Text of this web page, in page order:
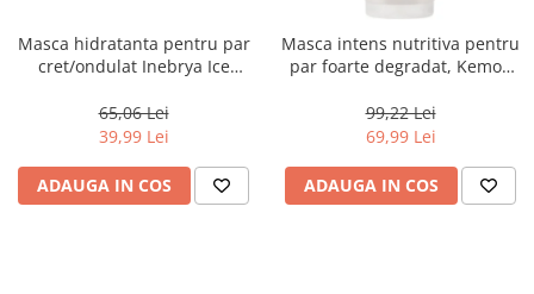
Masca hidratanta pentru par
cret/ondulat Inebrya Ice
65,06 Lei
39,99 Lei
ADAUGA IN COS
Masca intens nutritiva pentru
par foarte degradat, Kemon
ml
99,22 Lei
69,99 Lei
ADAUGA IN COS